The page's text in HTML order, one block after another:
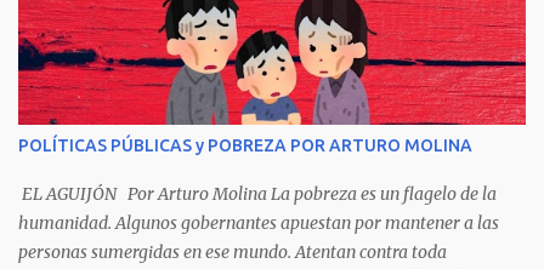
camino, a un ratón vecino Y le dijo: -¡amigo!- venga usted conmigo,
Visitemos juntos a doña ratona Y habrá francachela y habrá
comilona. A poco llegaron, y avanza ratón, Estírase el cuello, coge
el aldabón, Da dos o tres golpes, preguntan: ¿quién es? -Yo doña
ratona, beso a usted los pies ¿Está usted en casa? -Sí señor sí estoy,
y celebro mucho ver a ustedes hoy; estaba en mi oficio, hilando
algodón, pero eso no importa; bienvenidos son. Se hicieron la
venia, se dieron la mano, Y dice Rat...
POLÍTICAS PÚBLICAS y POBREZA POR ARTURO MOLINA
EL AGUIJÓN Por Arturo Molina La pobreza es un flagelo de la
humanidad. Algunos gobernantes apuestan por mantener a las
personas sumergidas en ese mundo. Atentan contra toda